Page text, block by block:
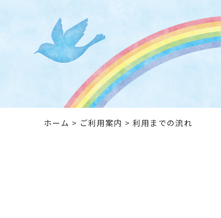
ホーム > ご利用案内 > 利用までの流れ